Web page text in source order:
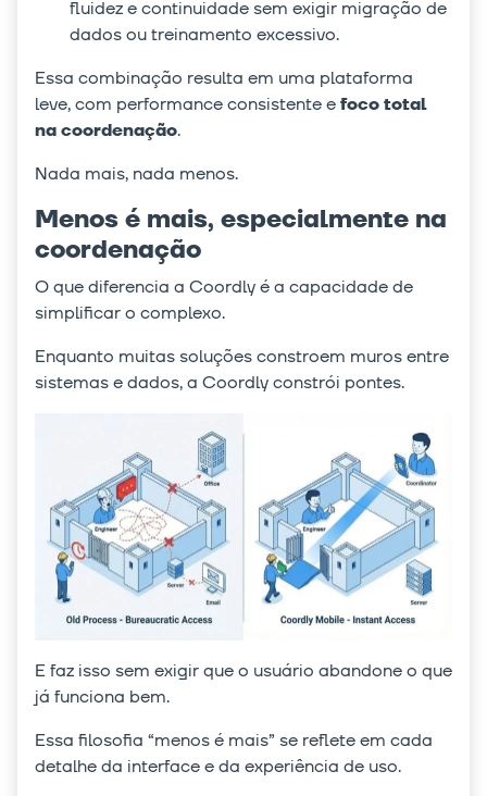
fluidez e continuidade sem exigir migração de
dados ou treinamento excessivo.
Essa combinação resulta em uma plataforma
leve, com performance consistente efoco total
na coordenação.
Nada mais, nada menos.
Menos é mais, especialmente na
coordenação
O que diferencia a Coordly é a capacidade de
simplificar o complexo.
Enquanto muitas soluções constroem muros entre
sistemas e dados, a Coordly constrói pontes.
E faz isso sem exigir que o usuário abandone o que
já funciona bem.
Essa filosofia “menos é mais” se reflete em cada
detalhe da interface e da experiência de uso.